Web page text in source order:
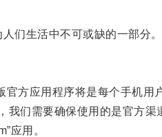
生活中不可或缺的一部分。
应用程序将是每个手机用户
们需要确保使用的是官方渠
应用。